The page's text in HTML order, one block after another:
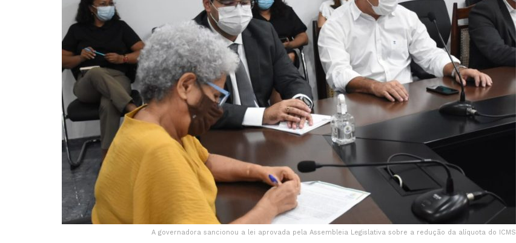
A governadora sancionou a lei aprovada pela Assembleia Legislativa sobre a redução da alíquota do ICMS